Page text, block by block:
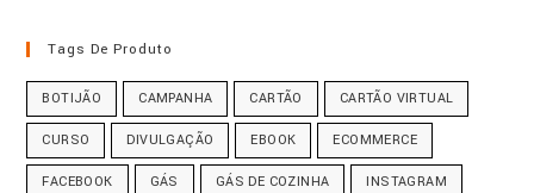
Tags De Produto
BOTIJÃO CAMPANHA CARTÃO CARTÃO VIRTUAL
CURSO DIVULGAÇÃO EBOOK ECOMMERCE
FACEBOOK GÁS GÁS DE COZINHA INSTAGRAM